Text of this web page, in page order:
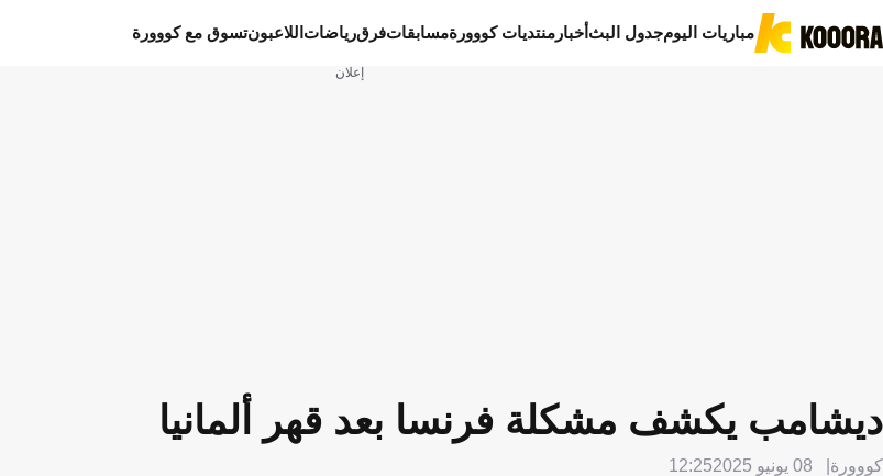
مباريات اليومجدول البثأخبار منتديات كووورةمسابقاتفرقرياضات اللاعبونتسوق مع كووورة
إعلان
ديشامب يكشف مشكلة فرنسا بعد قهر ألمانيا
كووورة 08 يونيو 2025 12:25